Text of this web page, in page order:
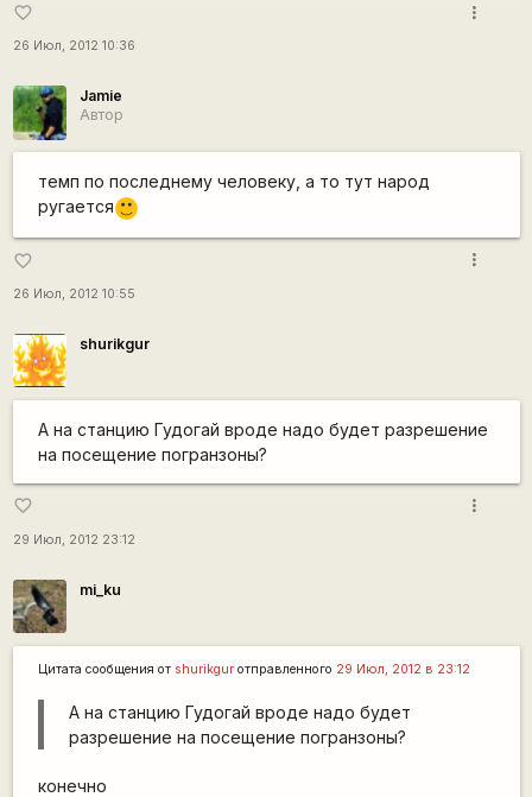
favorite_border
26 Июл, 2012 10:36
more_vert
Jamie
Автор
темп по последнему человеку, а то тут народ
ругается :)
favorite_border
26 Июл, 2012 10:55
more_vert
shurikgur
А на станцию Гудогай вроде надо будет разрешение
на посещение погранзоны?
favorite_border
29 Июл, 2012 23:12
more_vert
mi_ku
Цитата сообщения от shurikgurотправленного 29 Июл, 2012 в 23:12
А на станцию Гудогай вроде надо будет
разрешение на посещение погранзоны?
конечно